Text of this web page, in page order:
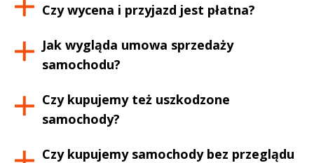
Czy wycena i przyjazd jest płatna?
Jak wygląda umowa sprzedaży
samochodu?
Czy kupujemy też uszkodzone
samochody?
Czy kupujemy samochody bez przeglądu